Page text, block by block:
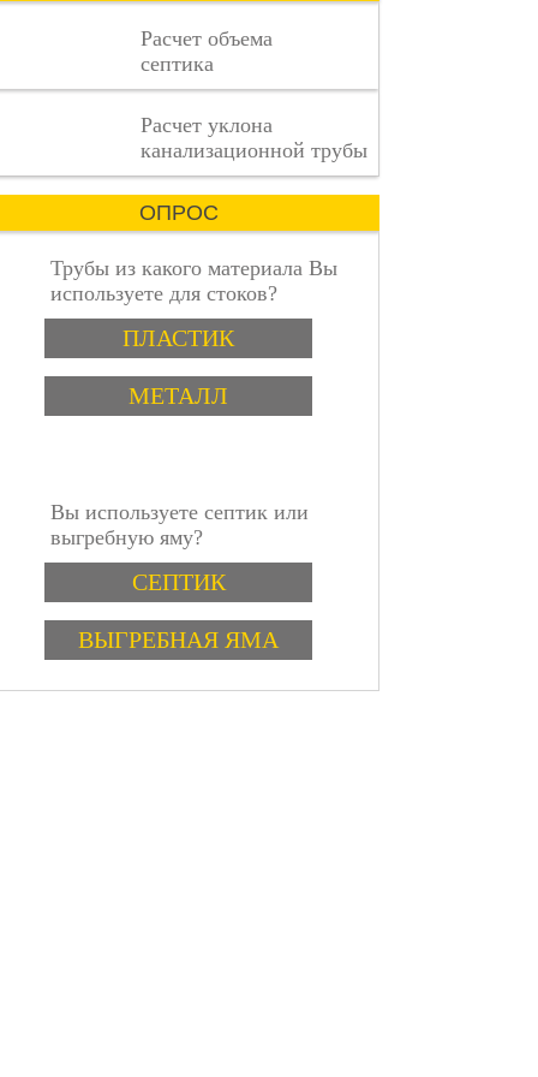
пошаговая инструкция
деталь
Расчет объема
септика
Расчет уклона
канализационной трубы
ОПРОС
Трубы из какого материала Вы
используете для стоков?
ВариантыПЛАСТИК
МЕТАЛЛ
Вы используете септик или
выгребную яму?
ВариантыСЕПТИК
ВЫГРЕБНАЯ ЯМА